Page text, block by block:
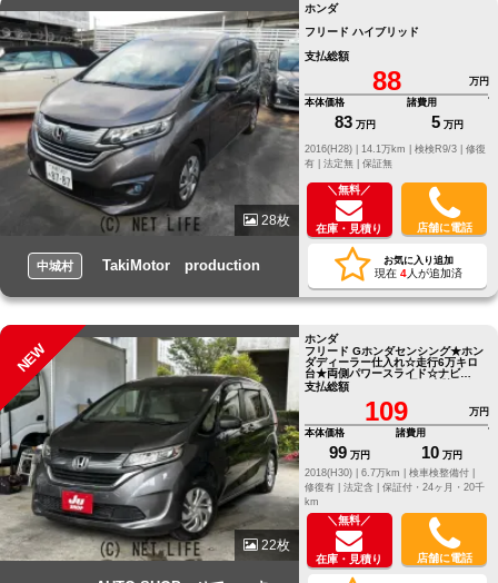
28枚
中城村 TakiMotor production
ホンダ
フリード ハイブリッド
支払総額
88
万円
本体価格
83 万円
諸費用
5 万円
修復
有 | 法定無 | 保証無
＼無料／
在庫・見積り 店舗に電話
お気に入り追加
現在 4人が追加済
NEW
22枚
ホンダ
フリード Gホンダセンシング★ホン
ダディーラー仕入れ☆走行6万キロ
台★両側パワースライド☆ナビ
★Bluetooth☆ETC★早い者勝ち☆ ●
他店にてローンNGだったお客様で
もお気軽にご相談ください●LINE
ID[@805icatl]
支払総額
109
万円
本体価格
99 万円
諸費用
10 万円
2018(H30) |
6.7万km |
検車検整備付 |
修復有 | 法定含 | 保証付・24ヶ月・20千
km
＼無料／
在庫・見積り 店舗に電話